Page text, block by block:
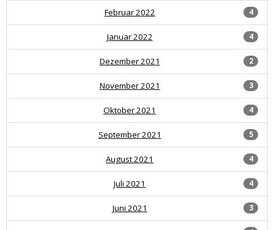
4
Februar 2022
4
Januar 2022
2
Dezember 2021
3
November 2021
4
Oktober 2021
5
September 2021
4
August 2021
4
Juli 2021
3
Juni 2021